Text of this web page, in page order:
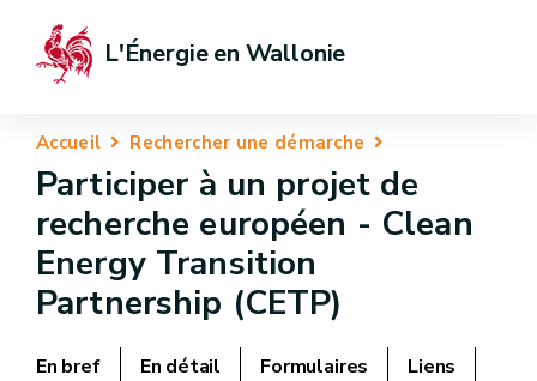
L'Énergie en Wallonie
Accueil Rechercher une démarche
Participer à un projet de
recherche européen - Clean
Energy Transition
Partnership (CETP)
En bref En détail Formulaires
Liens